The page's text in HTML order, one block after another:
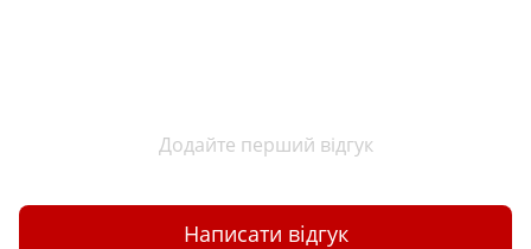
Додайте перший відгук
Написати відгук